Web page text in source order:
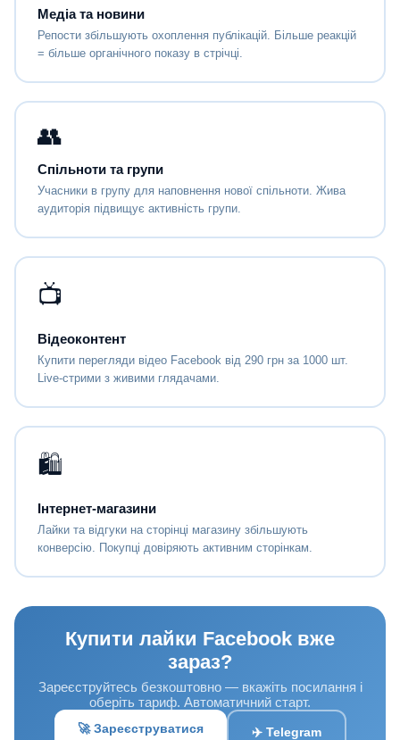
Медіа та новини
Репости збільшують охоплення публікацій. Більше реакцій
= більше органічного показу в стрічці.
👥
Спільноти та групи
Учасники в групу для наповнення нової спільноти. Жива
аудиторія підвищує активність групи.
📺
Відеоконтент
Купити перегляди відео Facebook від 290 грн за 1000 шт.
Live-стрими з живими глядачами.
🛍
Інтернет-магазини
Лайки та відгуки на сторінці магазину збільшують
конверсію. Покупці довіряють активним сторінкам.
Купити лайки Facebook вже
зараз?
Зареєструйтесь безкоштовно — вкажіть посилання і
оберіть тариф. Автоматичний старт.
🚀 Зареєструватися ✈️ Telegram